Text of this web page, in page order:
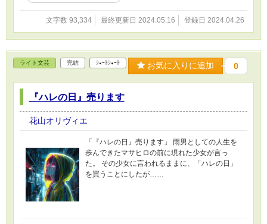
文字数 93,334 最終更新日 2024.05.16 登録日 2024.04.26
ライト文芸 完結 ｼｮｰﾄｼｮｰﾄ お気に入りに追加 0
『ハレの日』売ります
花山オリヴィエ
「『ハレの日』売ります」 雨男としての人生を
歩んできたマサヒロの前に現れた少女が言っ
た。 その少女に言われるままに、「ハレの日」
を買うことにしたが……